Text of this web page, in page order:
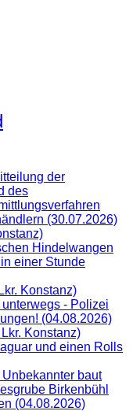
der
des
(30.07.2026)
Hindelwangen
einer Stunde
Konstanz)
- Polizei
(04.08.2026)
Konstanz)
und einen Rolls
baut
Birkenbühl
(04.08.2026)